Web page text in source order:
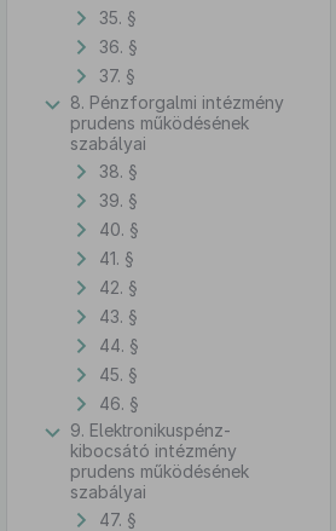
35. §
36. §
37. §
8. Pénzforgalmi intézmény
prudens működésének
szabályai
38. §
39. §
40. §
41. §
42. §
43. §
44. §
45. §
46. §
9. Elektronikuspénz-
kibocsátó intézmény
prudens működésének
szabályai
47. §